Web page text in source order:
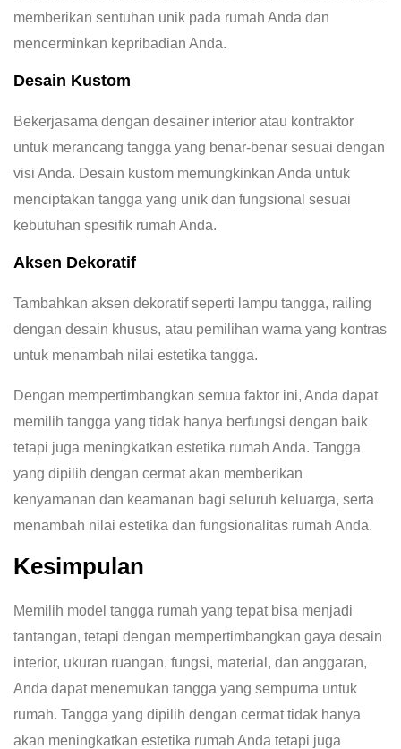
memberikan sentuhan unik pada rumah Anda dan
mencerminkan kepribadian Anda.
Desain Kustom
Bekerjasama dengan desainer interior atau kontraktor
untuk merancang tangga yang benar-benar sesuai dengan
visi Anda. Desain kustom memungkinkan Anda untuk
menciptakan tangga yang unik dan fungsional sesuai
kebutuhan spesifik rumah Anda.
Aksen Dekoratif
Tambahkan aksen dekoratif seperti lampu tangga, railing
dengan desain khusus, atau pemilihan warna yang kontras
untuk menambah nilai estetika tangga.
Dengan mempertimbangkan semua faktor ini, Anda dapat
memilih tangga yang tidak hanya berfungsi dengan baik
tetapi juga meningkatkan estetika rumah Anda. Tangga
yang dipilih dengan cermat akan memberikan
kenyamanan dan keamanan bagi seluruh keluarga, serta
menambah nilai estetika dan fungsionalitas rumah Anda.
Kesimpulan
Memilih model tangga rumah yang tepat bisa menjadi
tantangan, tetapi dengan mempertimbangkan gaya desain
interior, ukuran ruangan, fungsi, material, dan anggaran,
Anda dapat menemukan tangga yang sempurna untuk
rumah. Tangga yang dipilih dengan cermat tidak hanya
akan meningkatkan estetika rumah Anda tetapi juga